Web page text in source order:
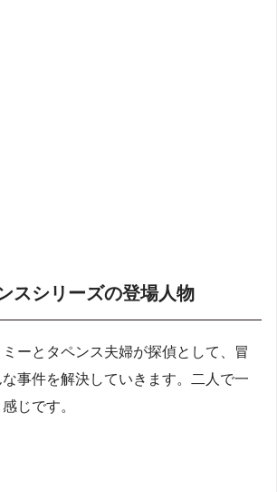
スシリーズの登場人物
ーとタペンス夫婦が探偵として、冒
事件を解決していきます。二人で一
じです。